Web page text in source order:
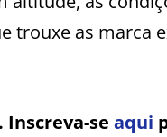
trouxe as marca
se aqui